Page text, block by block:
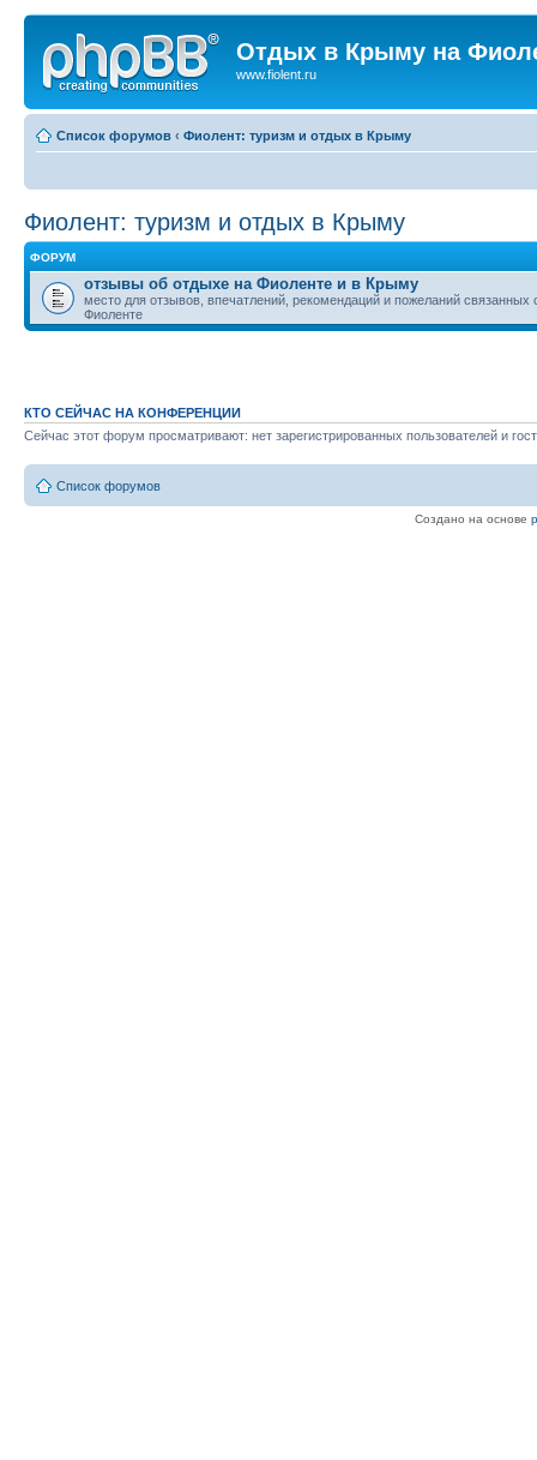
Отдых в Крыму на
www.fiolent.ru
Список форумов ‹ Фиолент: туризм и отдых в Крыму
Фиолент: туризм и отдых в Крыму
ФОРУМ
отзывы об отдыхе на Фиоленте и в Крыму
место для отзывов, впечатлений, рекомендаций и пожеланий связанных
Фиоленте
КТО СЕЙЧАС НА КОНФЕРЕНЦИИ
Сейчас этот форум просматривают: нет зарегистрированных пользователей и
Список форумов
Создано на основе